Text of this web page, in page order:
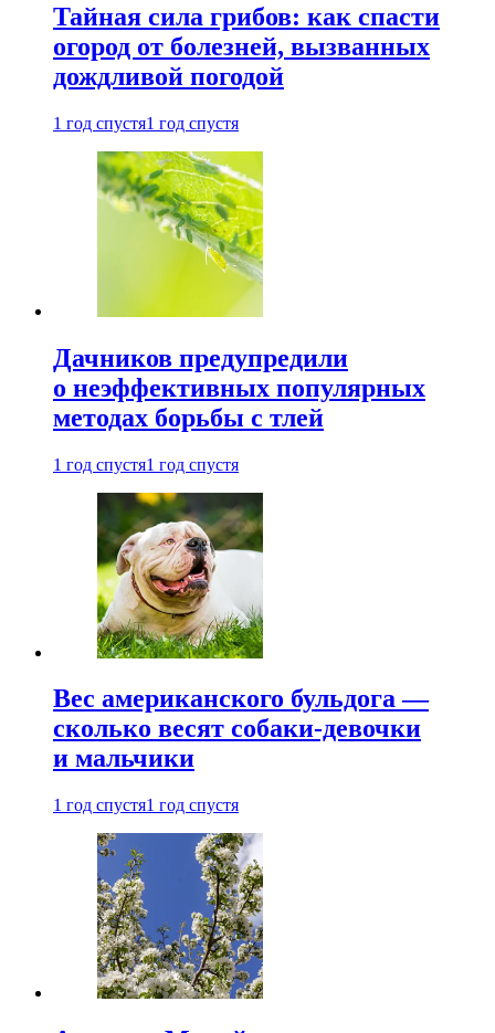
Тайная сила грибов: как спасти
огород от болезней, вызванных
дождливой погодой
1 год спустя1 год спустя
Дачников предупредили
о неэффективных популярных
методах борьбы с тлей
1 год спустя1 год спустя
Вес американского бульдога —
сколько весят собаки-девочки
и мальчики
1 год спустя1 год спустя